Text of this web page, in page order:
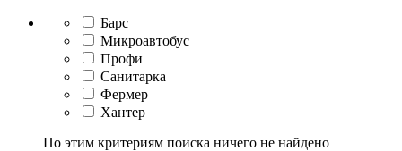
Барс
Микроавтобус
Профи
Санитарка
Фермер
Хантер
По этим критериям поиска ничего не найдено